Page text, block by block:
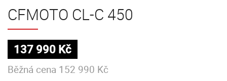
CFMOTO CL-C 450
137 990 Kč
Běžná cena 152 990 Kč